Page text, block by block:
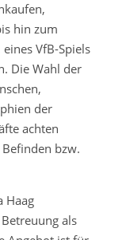
hin zum
VfB-Spiels
Die Wahl der
der
achten
bzw.
Haag
als